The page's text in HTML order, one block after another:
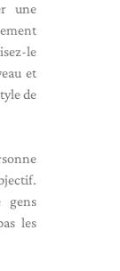
une
le
et
de
gens
les